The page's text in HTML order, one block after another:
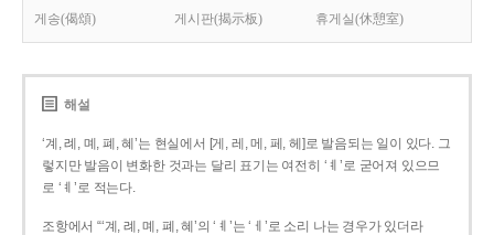
게송(偈頌) 게시판(揭示板) 휴게실(休憩室)
해설
‘계, 례, 몌, 폐, 혜’는 현실에서 [게, 레, 메, 페, 헤]로 발음되는 일이 있다. 그
렇지만 발음이 변화한 것과는 달리 표기는 여전히 ‘ㅖ’로 굳어져 있으므
로 ‘ㅖ’로 적는다.
조항에서 “‘계, 례, 몌, 폐, 혜’의 ‘ㅖ’는 ‘ㅔ’로 소리 나는 경우가 있더라